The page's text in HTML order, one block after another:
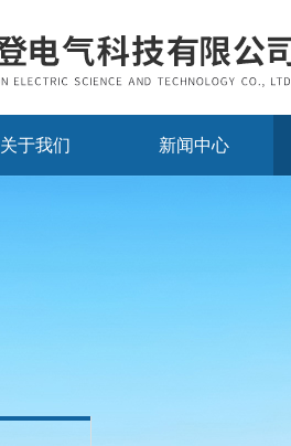
关于我们 新闻中心